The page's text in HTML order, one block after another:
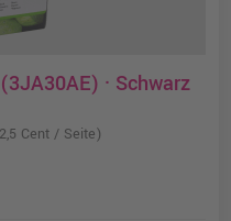
· Schwarz
Cent / Seite)